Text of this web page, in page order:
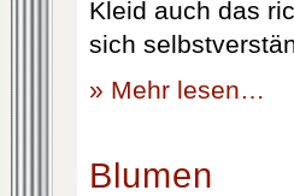
Kleid auch das
sich
» Mehr lesen…
Blumen